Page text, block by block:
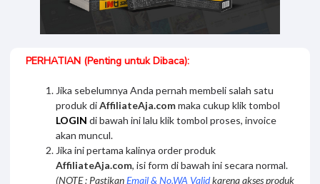
PERHATIAN (Penting untuk Dibaca):
Jika sebelumnya Anda pernah membeli salah satu
produk diAffiliateAja.commaka cukup klik tombol
LOGIN di bawah ini lalu klik tombol proses, invoice
akan muncul.
Jika ini pertama kalinya order produk
AffiliateAja.com, isi form di bawah ini secara normal.
(NOTE : PastikanEmail & No.WA Validkarena akses produk